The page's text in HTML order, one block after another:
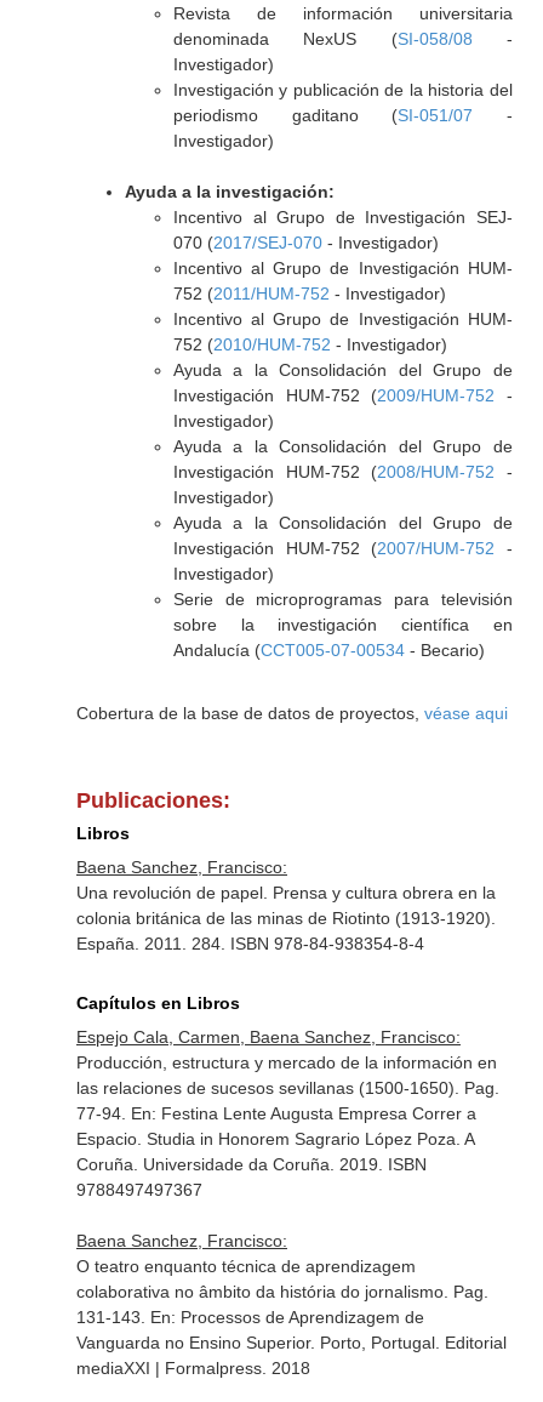
Revista de información universitaria
denominada NexUS (SI-058/08 -
Investigador)
Investigación y publicación de la historia del
periodismo gaditano (SI-051/07 -
Investigador)
Ayuda a la investigación:
Incentivo al Grupo de Investigación SEJ-
070 (2017/SEJ-070- Investigador)
Incentivo al Grupo de Investigación HUM-
752 (2011/HUM-752 - Investigador)
Incentivo al Grupo de Investigación HUM-
752 (2010/HUM-752 - Investigador)
Ayuda a la Consolidación del Grupo de
Investigación HUM-752 (2009/HUM-752 -
Investigador)
Ayuda a la Consolidación del Grupo de
Investigación HUM-752 (2008/HUM-752 -
Investigador)
Ayuda a la Consolidación del Grupo de
Investigación HUM-752 (2007/HUM-752 -
Investigador)
Serie de microprogramas para televisión
sobre la investigación científica en
Andalucía (CCT005-07-00534- Becario)
Cobertura de la base de datos de proyectos, véase aqui
Publicaciones:
Libros
Baena Sanchez, Francisco:
Una revolución de papel. Prensa y cultura obrera en la
colonia británica de las minas de Riotinto (1913-1920).
España. 2011. 284. ISBN 978-84-938354-8-4
Capítulos en Libros
Espejo Cala, Carmen, Baena Sanchez, Francisco:
Producción, estructura y mercado de la información en
las relaciones de sucesos sevillanas (1500-1650). Pag.
77-94. En: Festina Lente Augusta Empresa Correr a
Espacio. Studia in Honorem Sagrario López Poza . A
Coruña. Universidade da Coruña. 2019. ISBN
9788497497367
Baena Sanchez, Francisco:
O teatro enquanto técnica de aprendizagem
colaborativa no âmbito da história do jornalismo. Pag.
131-143. En: Processos de Aprendizagem de
Vanguarda no Ensino Superior. Porto, Portugal. Editorial
mediaXXI | Formalpress. 2018